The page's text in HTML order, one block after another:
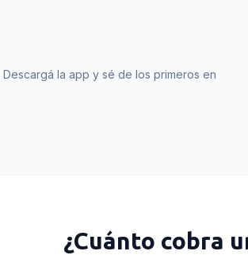
Descargá la app y sé de los primeros en
¿Cuánto cobra